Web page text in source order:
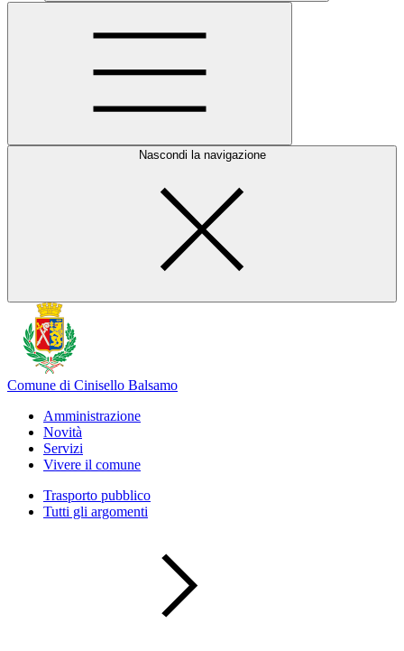
Nascondi la navigazione
Comune di Cinisello Balsamo
Amministrazione
Novità
Servizi
Vivere il comune
Trasporto pubblico
Tutti gli argomenti